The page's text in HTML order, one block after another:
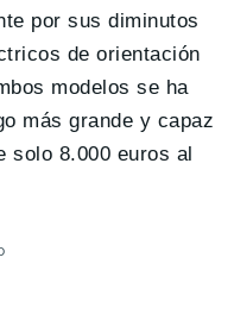
por sus diminutos
de orientación
modelos se ha
más grande y capaz
solo 8.000 euros al